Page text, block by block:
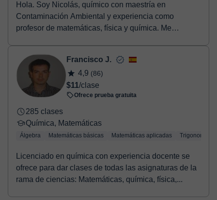
Hola. Soy Nicolás, químico con maestría en
Contaminación Ambiental y experiencia como
profesor de matemáticas, física y química. Me
Francisco J.
4,9 (86)
$11/clase
Ofrece prueba gratuita
285 clases
Química, Matemáticas
Álgebra Matemáticas básicas Matemáticas aplicadas Trigonometría
Licenciado en química con experiencia docente se
ofrece para dar clases de todas las asignaturas de la
rama de ciencias: Matemáticas, química, física,...